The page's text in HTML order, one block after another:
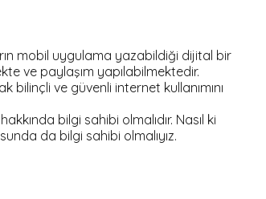
mobil uygulama yazabildiği dijital bir
ve paylaşım yapılabilmektedir.
ve güvenli internet kullanımını
bilgi sahibi olmalıdır. Nasıl ki
da bilgi sahibi olmalıyız.